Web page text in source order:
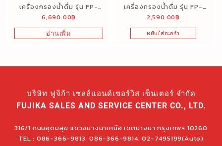
เครื่องกรองน้ำดื่ม รุ่น FP-
549UF (5 ขั้นตอน UV)
6,690.00฿
อ่านเพิ่ม
เครื่องกรองน้ำดื่ม รุ่น FP-
349F (3 ขั้นตอน)
2,590.00฿
หยิบใส่ตะกร้า
บริษัท ฟูจิก้า เซลล์แอนด์เซอร์วิส เซ็นเตอร์ จำกัด
FUJIKA SALES AND SERVICE CENTER CO., LTD.
316/1 ถนนอุดมสุข แขวงบางนาเหนือ เขตบางนา กรุงเทพฯ 10260
TEL : 086-366-9813, 086-366-9814, 02-7495199(Auto)